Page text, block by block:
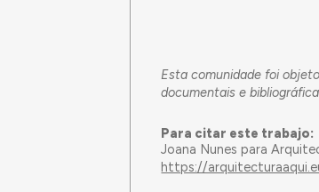
Esta comunidade foi
documentais e
Para citar este trabajo:
Joana Nunes para
https://